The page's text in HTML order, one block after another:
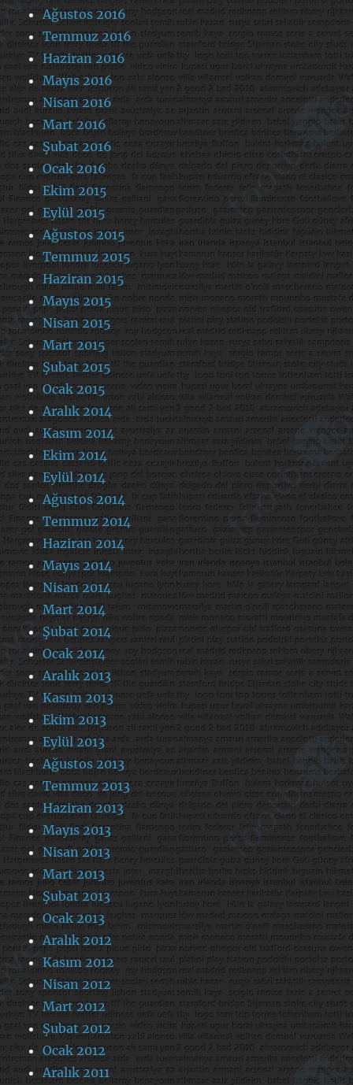
Ağustos 2016
Temmuz 2016
Haziran 2016
Mayıs 2016
Nisan 2016
Mart 2016
Şubat 2016
Ocak 2016
Ekim 2015
Eylül 2015
Ağustos 2015
Temmuz 2015
Haziran 2015
Mayıs 2015
Nisan 2015
Mart 2015
Şubat 2015
Ocak 2015
Aralık 2014
Kasım 2014
Ekim 2014
Eylül 2014
Ağustos 2014
Temmuz 2014
Haziran 2014
Mayıs 2014
Nisan 2014
Mart 2014
Şubat 2014
Ocak 2014
Aralık 2013
Kasım 2013
Ekim 2013
Eylül 2013
Ağustos 2013
Temmuz 2013
Haziran 2013
Mayıs 2013
Nisan 2013
Mart 2013
Şubat 2013
Ocak 2013
Aralık 2012
Kasım 2012
Nisan 2012
Mart 2012
Şubat 2012
Ocak 2012
Aralık 2011